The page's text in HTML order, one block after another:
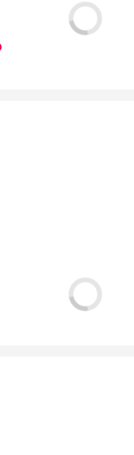
visita del
el Foro y el